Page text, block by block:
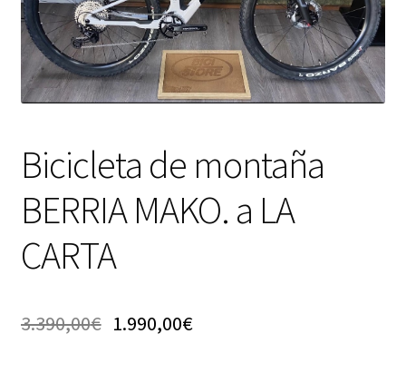
Bicicleta de montaña
BERRIA MAKO. a LA
CARTA
3.390,00€ 1.990,00€